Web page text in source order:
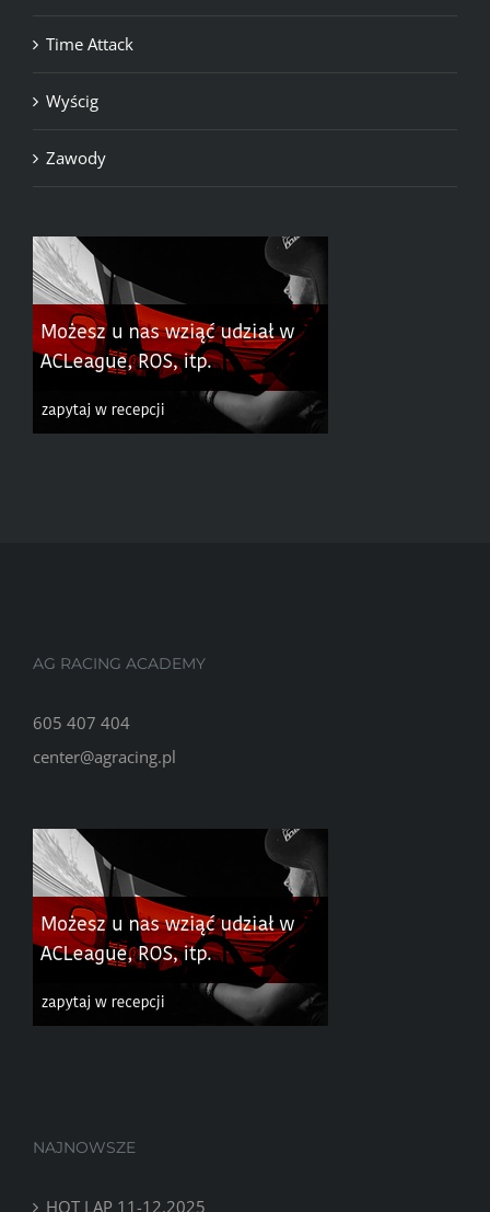
Time Attack
Wyścig
Zawody
AG RACING ACADEMY
605 407 404
center@agracing.pl
NAJNOWSZE
HOT LAP 11-12.2025